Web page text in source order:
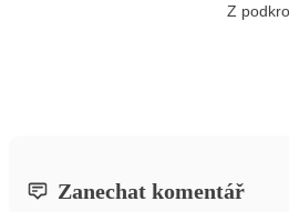
Z
Zanechat komentář